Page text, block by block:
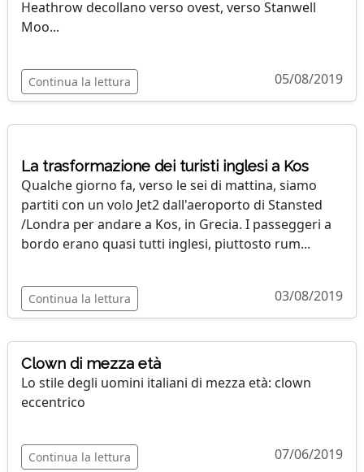
Heathrow decollano verso ovest, verso Stanwell
Moo...
Continua la lettura 05/08/2019
La trasformazione dei turisti inglesi a Kos
Qualche giorno fa, verso le sei di mattina, siamo
partiti con un volo Jet2 dall'aeroporto di Stansted
/Londra per andare a Kos, in Grecia. I passeggeri a
bordo erano quasi tutti inglesi, piuttosto rum...
Continua la lettura 03/08/2019
Clown di mezza età
Lo stile degli uomini italiani di mezza età: clown
eccentrico
Continua la lettura 07/06/2019